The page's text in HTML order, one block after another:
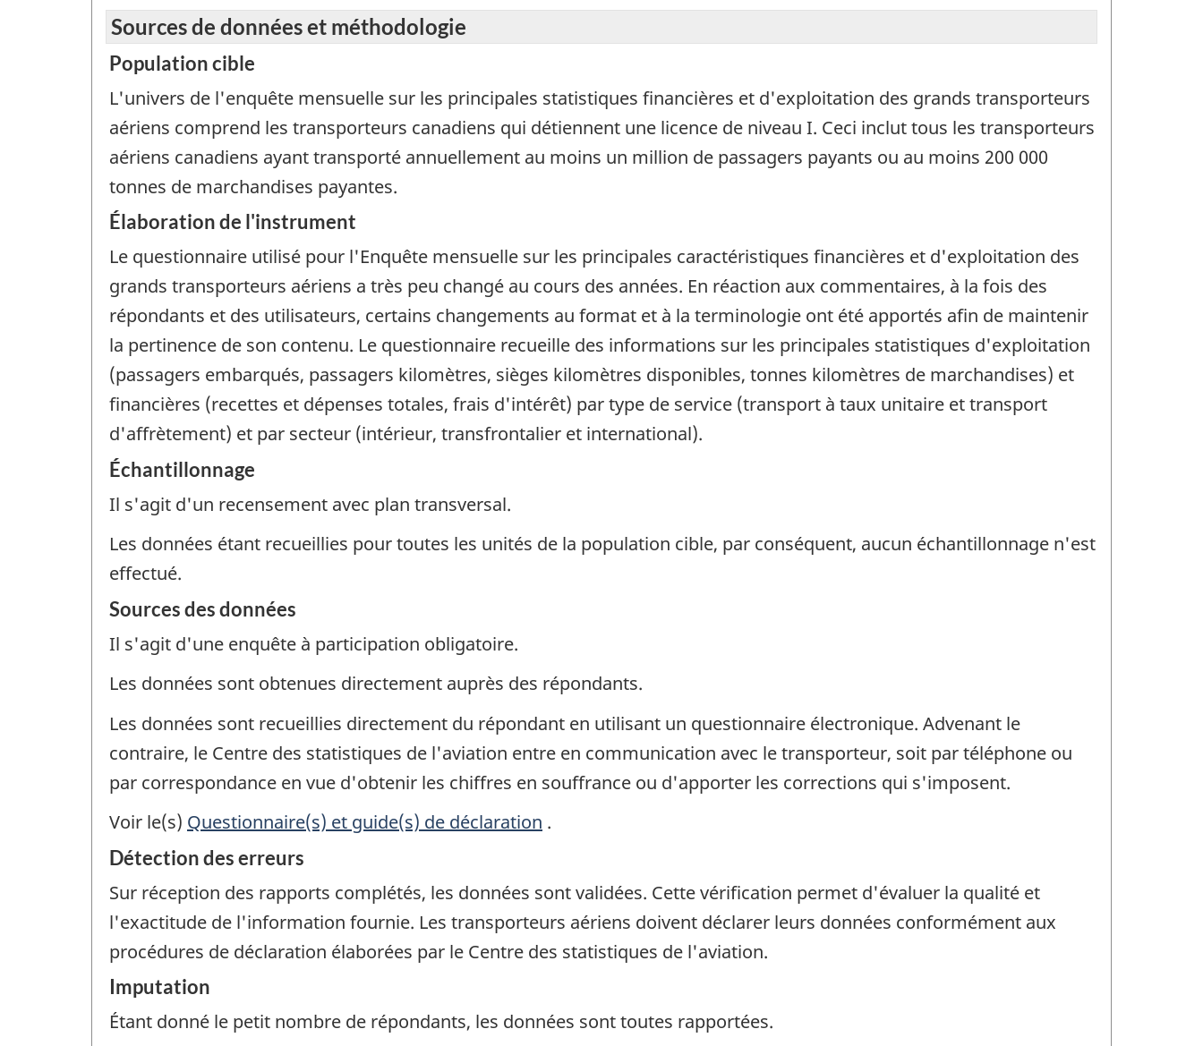
Sources de données et méthodologie
Population cible
L'univers de l'enquête mensuelle sur les principales statistiques financières et d'exploitation des grands transporteurs
aériens comprend les transporteurs canadiens qui détiennent une licence de niveau I. Ceci inclut tous les transporteurs
aériens canadiens ayant transporté annuellement au moins un million de passagers payants ou au moins 200 000
tonnes de marchandises payantes.
Élaboration de l'instrument
Le questionnaire utilisé pour l'Enquête mensuelle sur les principales caractéristiques financières et d'exploitation des
grands transporteurs aériens a très peu changé au cours des années. En réaction aux commentaires, à la fois des
répondants et des utilisateurs, certains changements au format et à la terminologie ont été apportés afin de maintenir
la pertinence de son contenu. Le questionnaire recueille des informations sur les principales statistiques d'exploitation
(passagers embarqués, passagers kilomètres, sièges kilomètres disponibles, tonnes kilomètres de marchandises) et
financières (recettes et dépenses totales, frais d'intérêt) par type de service (transport à taux unitaire et transport
d'affrètement) et par secteur (intérieur, transfrontalier et international).
Échantillonnage
Il s'agit d'un recensement avec plan transversal.
Les données étant recueillies pour toutes les unités de la population cible, par conséquent, aucun échantillonnage n'est
effectué.
Sources des données
Il s'agit d'une enquête à participation obligatoire.
Les données sont obtenues directement auprès des répondants.
Les données sont recueillies directement du répondant en utilisant un questionnaire électronique. Advenant le
contraire, le Centre des statistiques de l'aviation entre en communication avec le transporteur, soit par téléphone ou
par correspondance en vue d'obtenir les chiffres en souffrance ou d'apporter les corrections qui s'imposent.
Voir le(s) Questionnaire(s) et guide(s) de déclaration .
Détection des erreurs
Sur réception des rapports complétés, les données sont validées. Cette vérification permet d'évaluer la qualité et
l'exactitude de l'information fournie. Les transporteurs aériens doivent déclarer leurs données conformément aux
procédures de déclaration élaborées par le Centre des statistiques de l'aviation.
Imputation
Étant donné le petit nombre de répondants, les données sont toutes rapportées.